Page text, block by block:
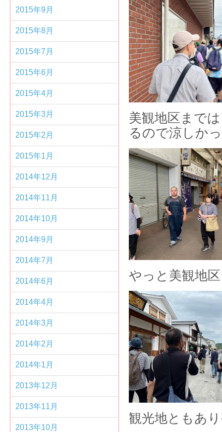
美観地区まで
るので涼しか
やっと美観地
観光地ともあ
2015年9月
2015年8月
2015年7月
2015年6月
2015年4月
2015年3月
2015年2月
2015年1月
2014年12月
2014年11月
2014年10月
2014年9月
2014年7月
2014年6月
2014年4月
2014年3月
2014年2月
2014年1月
2013年12月
2013年11月
2013年10月